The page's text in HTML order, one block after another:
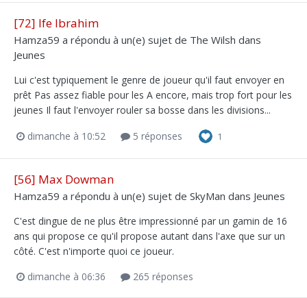
[72] Ife Ibrahim
Hamza59 a répondu à un(e) sujet de The Wilsh dans
Jeunes
Lui c'est typiquement le genre de joueur qu'il faut envoyer en
prêt Pas assez fiable pour les A encore, mais trop fort pour les
jeunes Il faut l'envoyer rouler sa bosse dans les divisions...
dimanche à 10:52 5 réponses 1
[56] Max Dowman
Hamza59 a répondu à un(e) sujet de SkyMan dans Jeunes
C'est dingue de ne plus être impressionné par un gamin de 16
ans qui propose ce qu'il propose autant dans l'axe que sur un
côté. C'est n'importe quoi ce joueur.
dimanche à 06:36
265 réponses